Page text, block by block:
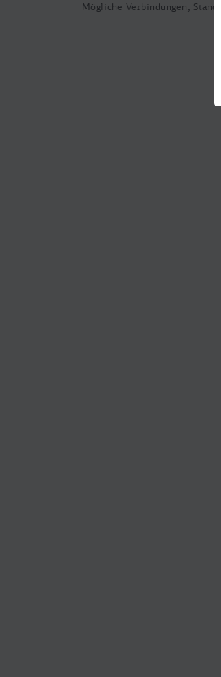
Mögliche Verbindungen,